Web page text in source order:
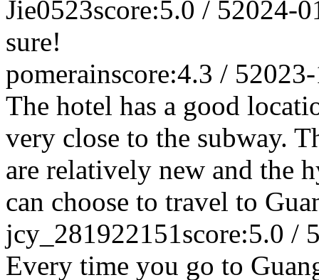
Jie0523score:5.0 / 52024-
sure!
pomerainscore:4.3 / 5
The hotel has a good
very close to the subway.
are relatively new and the
can choose to travel to
jcy_281922151score:5.0 /
Every time you go to